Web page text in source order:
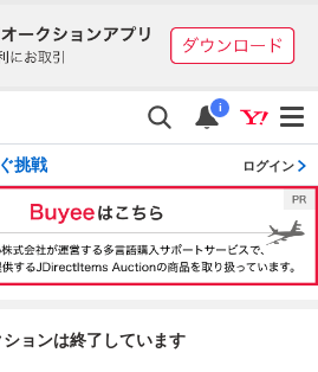
i
挑戦 ログイン
ョンは終了しています